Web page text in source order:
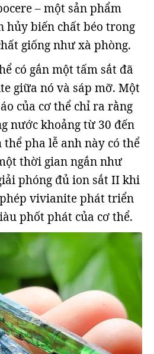
– một sản phẩm
hủy biến chất béo trong
giống như xà phòng.
có gắn một tấm sắt đã
giữa nó và sáp mỡ. Một
của cơ thể chỉ ra rằng
nước khoảng từ 30 đến
thể pha lễ anh này có thể
thời gian ngắn như
phóng đủ ion sắt II khi
vivianite phát triển
phốt phát của cơ thể.